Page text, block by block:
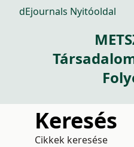
dEjournals Nyitóoldal
Keresés
Cikkek keresése